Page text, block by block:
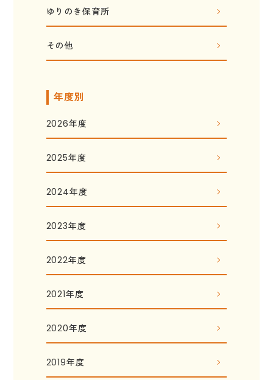
ゆりのき保育所
その他
年度別
2026年度
2025年度
2024年度
2023年度
2022年度
2021年度
2020年度
2019年度